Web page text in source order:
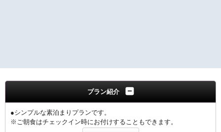
プラン紹介
●シンプルな素泊まりプランです。
※ご朝食はチェックイン時にお付けすることもできます。